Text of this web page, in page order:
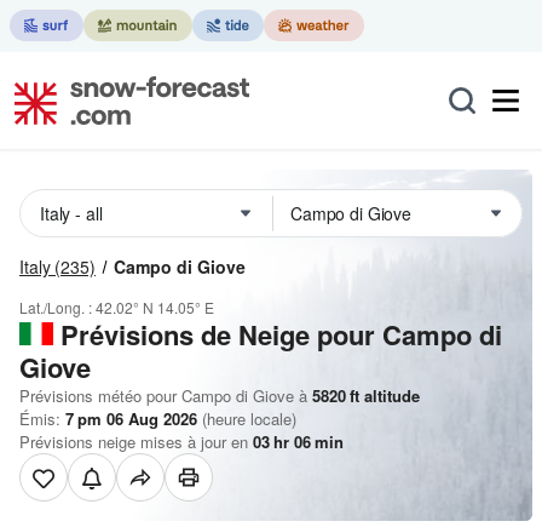
Italy (235) Campo di Giove
Lat./Long. :42.02° N 14.05° E
Prévisions de Neige pour Campo di
Giove
Prévisions météo pour Campo di Giove à 5820ft altitude
Émis: 7 pm 06 Aug 2026 (heure locale)
Prévisions neige mises à jour en 03hr 06min